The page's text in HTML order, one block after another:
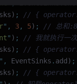
;
// {
" , 3, 5) ;
// 总和
" ) ;
// 我就执行一次
;
// {
" , EventSinks . add) ;
;
// {